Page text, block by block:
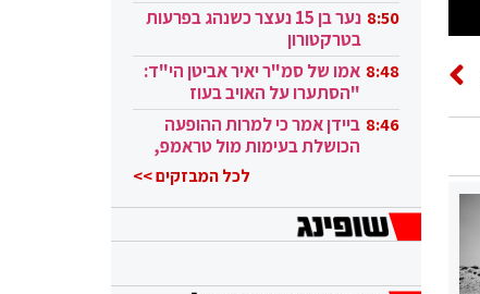
8:50
נער בן 15 נעצר כשנהג בפרעות
בטרקטורון
8:48 אמו של סמ"ר יאיר אביטן הי"ד:
"הסתערו על האויב בעוז
ובגבורה" 8:46 ביידן אמר כי למרות ההופעה
הכושלת בעימות מול טראמפ,
לכל המבזקים >>